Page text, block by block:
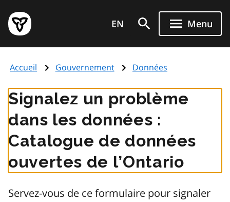
au
contenu
principal
Page
d'accueil
de
EN Menu
Accueil Gouvernement Données
Signalez un problème
dans les données :
Catalogue de données
ouvertes de l’Ontario
Servez-vous de ce formulaire pour signaler